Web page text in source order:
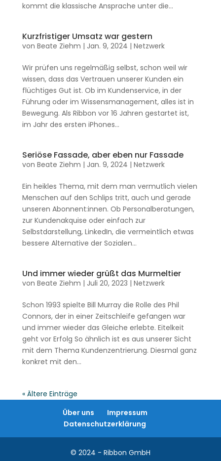
kommt die klassische Ansprache unter die...
Kurzfristiger Umsatz war gestern
von Beate Ziehm | Jan. 9, 2024 | Netzwerk
Wir prüfen uns regelmäßig selbst, schon weil wir
wissen, dass das Vertrauen unserer Kunden ein
flüchtiges Gut ist. Ob im Kundenservice, in der
Führung oder im Wissensmanagement, alles ist in
Bewegung. Als Ribbon vor 16 Jahren gestartet ist,
im Jahr des ersten iPhones...
Seriöse Fassade, aber eben nur Fassade
von Beate Ziehm | Jan. 9, 2024 | Netzwerk
Ein heikles Thema, mit dem man vermutlich vielen
Menschen auf den Schlips tritt, auch und gerade
unseren Abonnent:innen. Ob Personalberatungen,
zur Kundenakquise oder einfach zur
Selbstdarstellung, LinkedIn, die vermeintlich etwas
bessere Alternative der Sozialen...
Und immer wieder grüßt das Murmeltier
von Beate Ziehm | Juli 20, 2023 | Netzwerk
Schon 1993 spielte Bill Murray die Rolle des Phil
Connors, der in einer Zeitschleife gefangen war
und immer wieder das Gleiche erlebte. Eitelkeit
geht vor Erfolg So ähnlich ist es aus unserer Sicht
mit dem Thema Kundenzentrierung. Diesmal ganz
konkret mit den...
« Ältere Einträge
Über uns
Impressum
Datenschutzerklärung
© 2024 - Ribbon GmbH